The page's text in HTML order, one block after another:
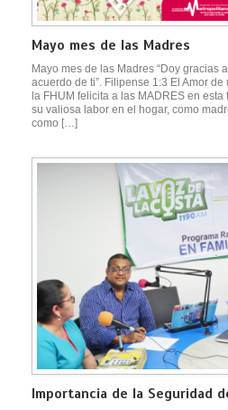
Mayo mes de las Madres
Mayo mes de las Madres “Doy gracias
acuerdo de ti”. Filipense 1:3 El Amor
la FHUM felicita a las MADRES en
su valiosa labor en el hogar, como
como […]
Importancia de la Seguridad